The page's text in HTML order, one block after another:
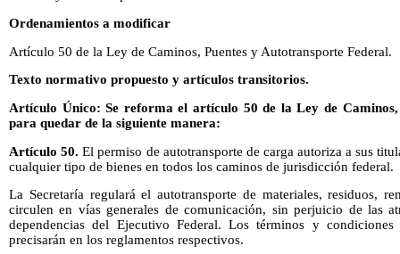
Ordenamientos a modificar
Artículo 50 de la Ley de Caminos, Puentes y Autotransporte Federal.
Texto normativo propuesto y artículos transitorios.
Artículo Único: Se reforma el artículo 50 de la Ley de
para quedar de la siguiente manera:
Artículo 50. El permiso de autotransporte de carga autoriza a sus
cualquier tipo de bienes en todos los caminos de jurisdicción federal.
La Secretaría regulará el autotransporte de materiales, residuos,
circulen en vías generales de comunicación, sin perjuicio de las
dependencias del Ejecutivo Federal. Los términos y
precisarán en los reglamentos respectivos.